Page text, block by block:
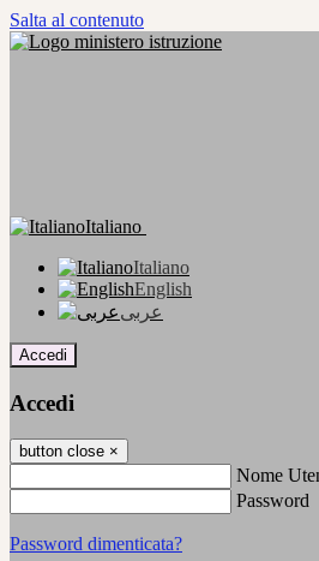
Salta al contenuto
Italiano
Italiano
English
عربى
Accedi
Accedi
button close ×
Nome
Password
Password dimenticata?